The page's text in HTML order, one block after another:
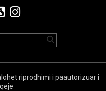
riprodhimi i paautorizuar i